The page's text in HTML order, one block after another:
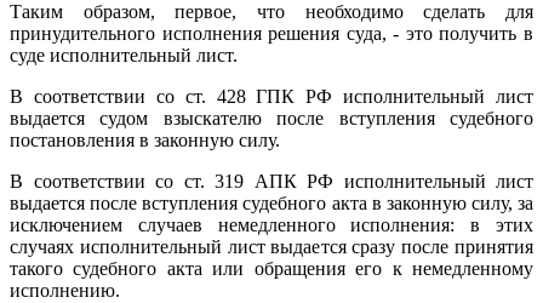
Таким образом, первое, что необходимо сделать для
принудительного исполнения решения суда, - это получить в
суде исполнительный лист.
В соответствии со ст. 428 ГПК РФ исполнительный лист
выдается судом взыскателю после вступления судебного
постановления в законную силу.
В соответствии со ст. 319 АПК РФ исполнительный лист
выдается после вступления судебного акта в законную силу, за
исключением случаев немедленного исполнения: в этих
случаях исполнительный лист выдается сразу после принятия
такого судебного акта или обращения его к немедленному
исполнению.